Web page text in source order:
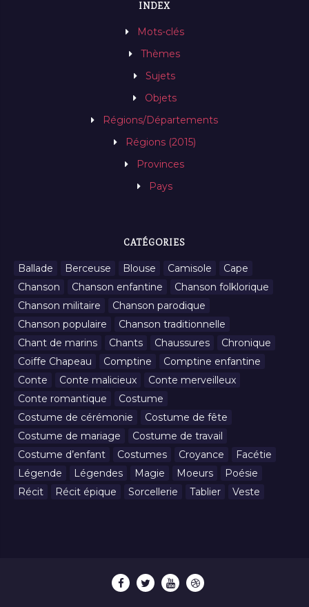
INDEX
Mots-clés
Thèmes
Sujets
Objets
Régions/Départements
Régions (2015)
Provinces
Pays
CATÉGORIES
Ballade Berceuse Blouse Camisole
Cape
Chanson
Chanson enfantine
Chanson folklorique
Chanson militaire
Chanson parodique
Chanson populaire
Chanson traditionnelle
Chant de marins
Chants Chaussures
Chronique
Coiffe Chapeau
Comptine
Comptine enfantine
Conte
Conte malicieux
Conte merveilleux
Conte romantique
Costume
Costume de cérémonie
Costume de fête
Costume de mariage
Costume de travail
Costume d’enfant
Costumes Croyance
Facétie
Légende
Légendes Magie Moeurs
Poésie
Récit
Récit épique Sorcellerie Tablier Veste